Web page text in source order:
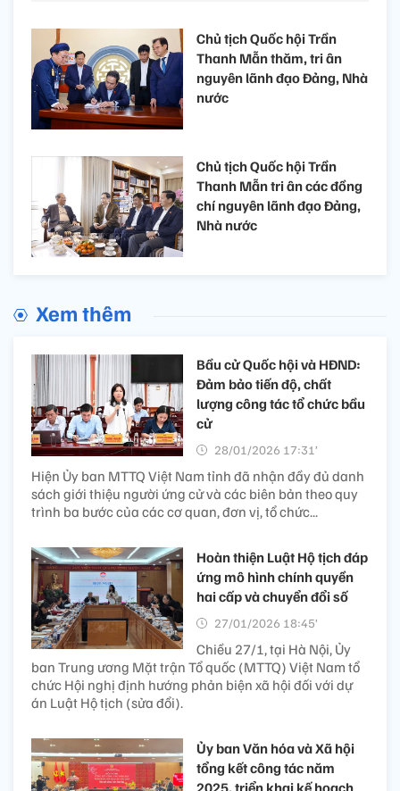
Chủ tịch Quốc hội Trần
Thanh Mẫn thăm, tri ân
nguyên lãnh đạo Đảng, Nhà
nước
Chủ tịch Quốc hội Trần
Thanh Mẫn tri ân các đồng
chí nguyên lãnh đạo Đảng,
Nhà nước
Xem thêm
Bầu cử Quốc hội và HĐND:
Đảm bảo tiến độ, chất
lượng công tác tổ chức bầu
cử
28/01/2026 17:31’
Hiện Ủy ban MTTQ Việt Nam tỉnh đã nhận đầy đủ danh
sách giới thiệu người ứng cử và các biên bản theo quy
trình ba bước của các cơ quan, đơn vị, tổ chức...
Hoàn thiện Luật Hộ tịch đáp
ứng mô hình chính quyền
hai cấp và chuyển đổi số
27/01/2026 18:45’
Chiều 27/1, tại Hà Nội, Ủy
ban Trung ương Mặt trận Tổ quốc (MTTQ) Việt Nam tổ
chức Hội nghị định hướng phản biện xã hội đối với dự
án Luật Hộ tịch (sửa đổi).
Ủy ban Văn hóa và Xã hội
tổng kết công tác năm